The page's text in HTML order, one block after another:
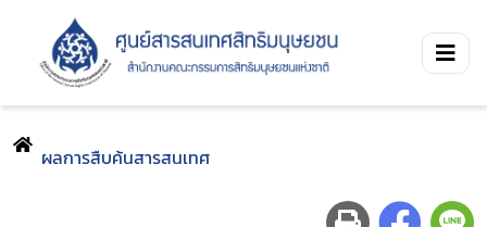
ผลการสืบค้นสารสนเทศ